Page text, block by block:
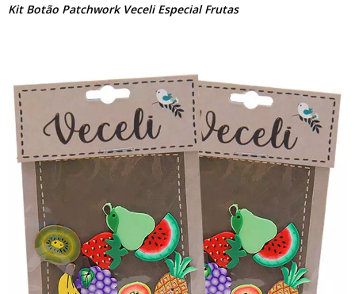
Kit Botão Patchwork Veceli Especial Frutas